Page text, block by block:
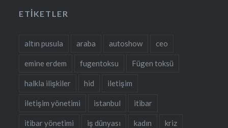
ETIKETLER
altın pusula araba autoshow ceo
emine erdem fugentoksu Fügen toksü
halkla ilişkiler hid iletişim
iletişim yönetimi istanbul itibar
itibar yönetimi iş dünyası kadın kriz